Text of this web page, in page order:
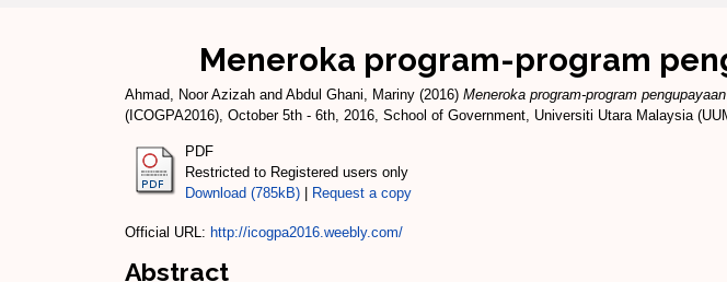
Meneroka program-program
Ahmad, Noor Azizah and Abdul Ghani, Mariny (2016) Meneroka program-program
(ICOGPA2016), October 5th - 6th, 2016, School of Government, Universiti Utara Malaysia
PDF
Restricted to Registered users only
Download (785kB)
Request a copy
Official URL: http://icogpa2016.weebly.com/
Abstract